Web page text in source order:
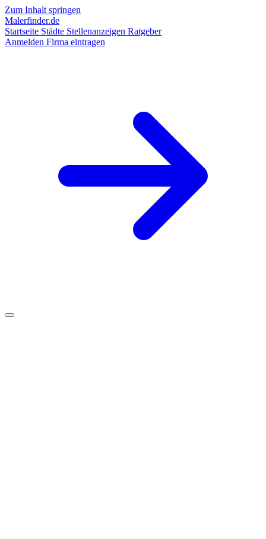
Zum Inhalt springen
Malerfinder.de
Startseite Städte Stellenanzeigen Ratgeber
Anmelden Firma eintragen